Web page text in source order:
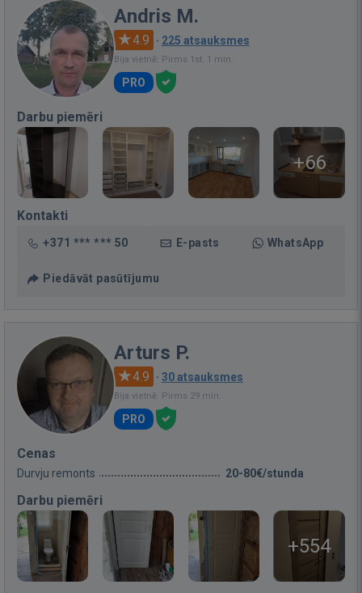
Andris M.
4.9 · 225 atsauksmes
Bija vietnē: Pirms 1st. 1 min.
PRO
Darbu piemēri
+66
Kontakti
+371 *** *** 50 E-pasts WhatsApp
Piedāvāt pasūtījumu
Arturs P.
4.9 · 30 atsauksmes
Bija vietnē: Pirms 29 min.
PRO
Cenas
Durvju remonts 20-80€/stunda
Darbu piemēri
+554